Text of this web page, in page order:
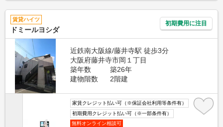
賃貸ハイツ
ドミールヨシダ
初期費用に注目
近鉄南大阪線/藤井寺駅 徒歩3分
大阪府藤井寺市岡１丁目
築年数
築26年
建物階数
2階建
家賃クレジット払い可（※保証会社利用等条件有）
初期費用クレジット払い可（※一部条件有）
無料オンライン相談可